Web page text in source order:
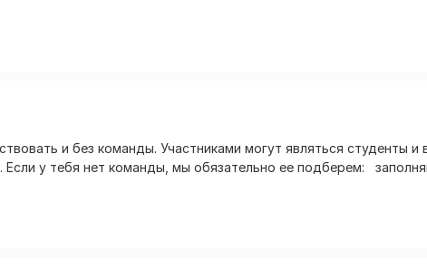
и без команды. Участниками могут являться студенты и
у тебя нет команды, мы обязательно ее подберем: